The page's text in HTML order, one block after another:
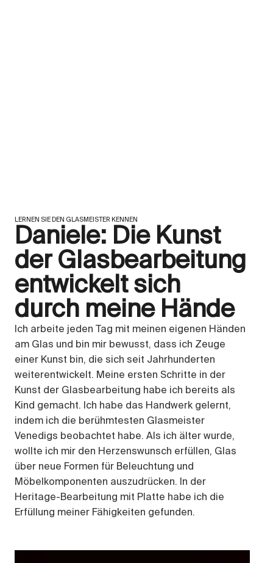
LERNEN SIE DEN GLASMEISTER KENNEN
Daniele: Die Kunst
der Glasbearbeitung
entwickelt sich
durch meine Hände
Ich arbeite jeden Tag mit meinen eigenen Händen
am Glas und bin mir bewusst, dass ich Zeuge
einer Kunst bin, die sich seit Jahrhunderten
weiterentwickelt. Meine ersten Schritte in der
Kunst der Glasbearbeitung habe ich bereits als
Kind gemacht. Ich habe das Handwerk gelernt,
indem ich die berühmtesten Glasmeister
Venedigs beobachtet habe. Als ich älter wurde,
wollte ich mir den Herzenswunsch erfüllen, Glas
über neue Formen für Beleuchtung und
Möbelkomponenten auszudrücken. In der
Heritage-Bearbeitung mit Platte habe ich die
Erfüllung meiner Fähigkeiten gefunden.